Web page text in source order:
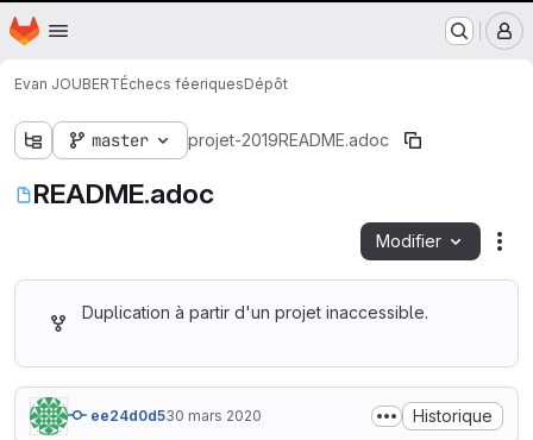
Passer au contenu principal
Page d'accueil
Evan JOUBERTÉchecs féeriquesDépôt
master projet-2019README.adoc
README.adoc
Modifier
Duplication à partir d'un projet inaccessible.
ee24d0d530 mars 2020 Historique